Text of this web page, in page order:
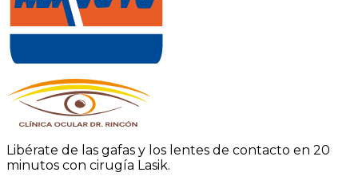
Libérate de las gafas y los lentes de contacto en 20
minutos con cirugía Lasik.